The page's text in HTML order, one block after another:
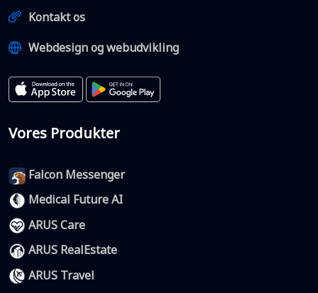
Kontakt os
Webdesign og webudvikling
Vores Produkter
Falcon Messenger
Medical Future AI
ARUS Care
ARUS RealEstate
ARUS Travel